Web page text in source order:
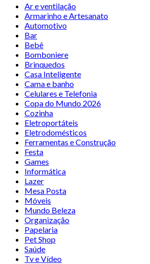
Ar e ventilação
Armarinho e Artesanato
Automotivo
Bar
Bebê
Bomboniere
Brinquedos
Casa Inteligente
Cama e banho
Celulares e Telefonia
Copa do Mundo 2026
Cozinha
Eletroportáteis
Eletrodomésticos
Ferramentas e Construção
Festa
Games
Informática
Lazer
Mesa Posta
Móveis
Mundo Beleza
Organização
Papelaria
Pet Shop
Saúde
Tv e Vídeo